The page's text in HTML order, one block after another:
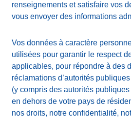
renseignements et satisfaire vos
vous envoyer des informations
Vos données à caractère
utilisées pour garantir le respect
applicables, pour répondre à des
réclamations d’autorités
(y compris des autorités
en dehors de votre pays de
nos droits, notre confidentialité,